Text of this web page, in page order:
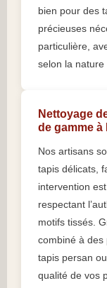
bien pour des
précieuses
particulière,
selon la
Nettoyage
de gamme à
Nos artisans
tapis délicats,
intervention
respectant
motifs tissés.
combiné à des
tapis persan
qualité de vos